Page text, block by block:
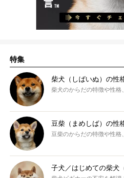
特集
柴犬（しばいぬ）の性
柴犬のからだの特徴や性格
豆柴（まめしば）の性
豆柴のからだの特徴や性格
子犬／はじめての柴犬